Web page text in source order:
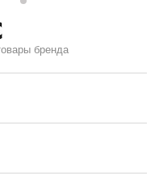
бренда